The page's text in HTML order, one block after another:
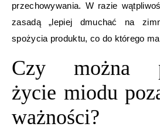
przechowywania. W razie
zasadą „lepiej dmuchać na
spożycia produktu, co do którego
Czy można
życie miodu
ważności?